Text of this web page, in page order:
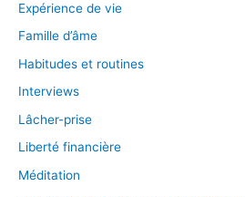
Expérience de vie
Famille d’âme
Habitudes et routines
Interviews
Lâcher-prise
Liberté financière
Méditation